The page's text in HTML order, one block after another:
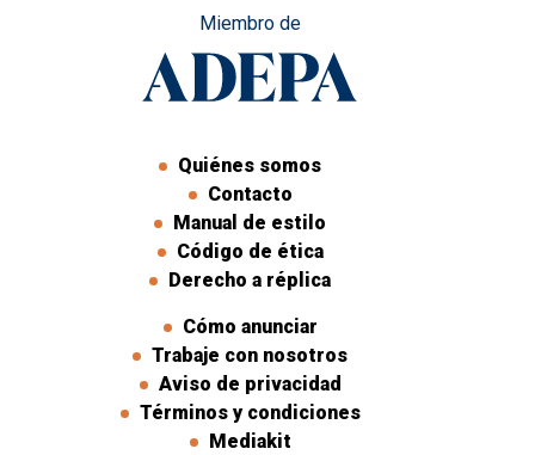
Miembro de
Quiénes somos
Contacto
Manual de estilo
Código de ética
Derecho a réplica
Cómo anunciar
Trabaje con nosotros
Aviso de privacidad
Términos y condiciones
Mediakit